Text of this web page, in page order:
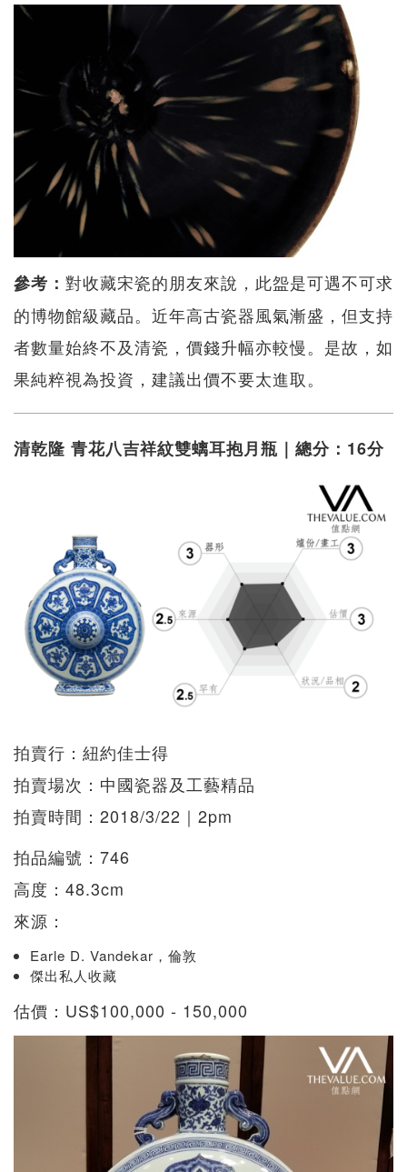
參考： 對收藏宋瓷的朋友來說，此盌是可遇不可求
的博物館級藏品。近年高古瓷器風氣漸盛，但支持
者數量始終不及清瓷，價錢升幅亦較慢。是故，如
果純粹視為投資，建議出價不要太進取。
清乾隆 青花八吉祥紋雙螭耳抱月瓶｜總分：16分
拍賣行：紐約佳士得
拍賣場次：中國瓷器及工藝精品
拍賣時間：2018/3/22｜2pm
拍品編號：746
高度：48.3cm
來源：
Earle D. Vandekar，倫敦
傑出私人收藏
估價：US$100,000 - 150,000